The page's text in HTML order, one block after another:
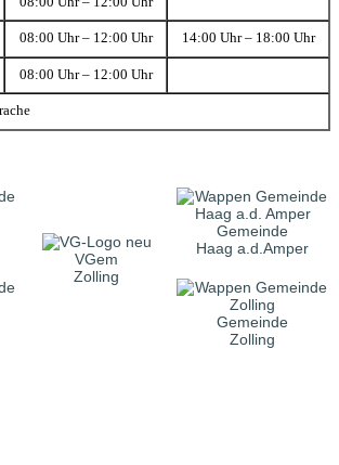
08:00 Uhr – 12:00 Uhr 14:00 Uhr – 18:00 Uhr
08:00 Uhr – 12:00 Uhr
VGem
Zolling
Gemeinde
Haag a.d.Amper
Gemeinde
Zolling